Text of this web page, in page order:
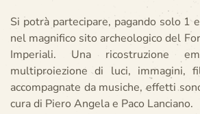
Si potrà partecipare, pagando solo 1
nel magnifico sito archeologico del
Imperiali. Una ricostruzione
multiproiezione di luci, immagini,
accompagnate da musiche, effetti
cura di Piero Angela e Paco Lanciano.